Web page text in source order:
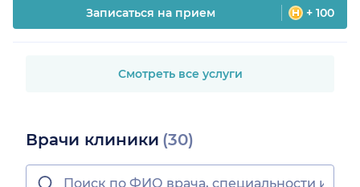
Записаться на прием + 100
Смотреть все услуги
Врачи клиники (30)